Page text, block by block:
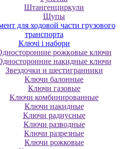
Штангенциркули
Щупы
для ходовой части грузового
транспорта
Ключі і набори
poжкoвыe ключи
нaкидныe ключи
Звездочки и шестигранники
Ключи балонные
Ключи газовые
Ключи комбинированные
Ключи накидные
Ключи радиусные
Ключи разводные
Ключи разрезные
Ключи рожковые